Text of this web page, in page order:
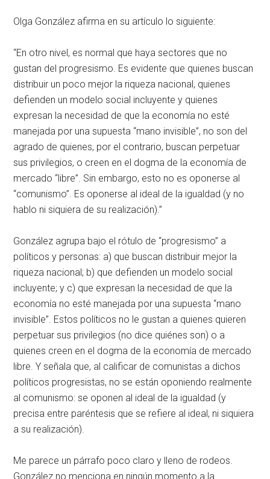
Olga González afirma en su artículo lo siguiente:
“En otro nivel, es normal que haya sectores que no
gustan del progresismo. Es evidente que quienes buscan
distribuir un poco mejor la riqueza nacional, quienes
defienden un modelo social incluyente y quienes
expresan la necesidad de que la economía no esté
manejada por una supuesta “mano invisible”, no son del
agrado de quienes, por el contrario, buscan perpetuar
sus privilegios, o creen en el dogma de la economía de
mercado “libre”. Sin embargo, esto no es oponerse al
“comunismo”. Es oponerse al ideal de la igualdad (y no
hablo ni siquiera de su realización).”
González agrupa bajo el rótulo de “progresismo” a
políticos y personas: a) que buscan distribuir mejor la
riqueza nacional; b) que defienden un modelo social
incluyente; y c) que expresan la necesidad de que la
economía no esté manejada por una supuesta “mano
invisible”. Estos políticos no le gustan a quienes quieren
perpetuar sus privilegios (no dice quiénes son) o a
quienes creen en el dogma de la economía de mercado
libre. Y señala que, al calificar de comunistas a dichos
políticos progresistas, no se están oponiendo realmente
al comunismo: se oponen al ideal de la igualdad (y
precisa entre paréntesis que se refiere al ideal, ni siquiera
a su realización).
Me parece un párrafo poco claro y lleno de rodeos.
González no menciona en ningún momento a la